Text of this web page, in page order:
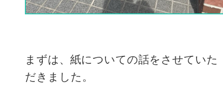
まずは、紙についての話をさせていた
だきました。